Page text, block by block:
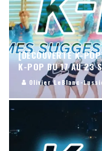
[DÉCOUVERTE K-
K-POP DU 17 AU 23
Olivier LeBlanc-